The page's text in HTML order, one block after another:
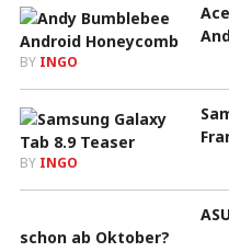
BY INGO
BY INGO
schon ab Oktober?